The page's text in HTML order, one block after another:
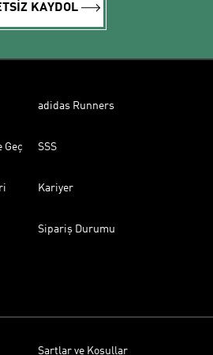
KAYDOL
adidas Runners
Geç SSS
Kariyer
Sipariş Durumu
Şartlar ve Koşullar